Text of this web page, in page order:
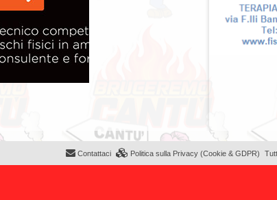
Politica sulla Privacy (Cookie & GDPR)
Contattaci